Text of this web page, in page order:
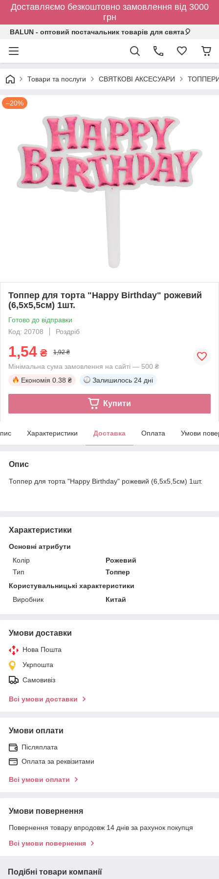
Доставляємо безкоштовно замовлення від 3000
грн
BALUN - оптовий постачальник товарів для свята🎈
Товари та послуги СВЯТКОВІ АКСЕСУАРИ
–20%
Топпер для торта "Happy Birthday" рожевий
(6,5х5,5см) 1шт.
Готово до відправки
Код: 20708
Роздріб
1,54 ₴ 1,92 ₴
Мінімальна сума замовлення на сайті — 500 ₴
Економія 0.38 ₴ Залишилось 24 дні
Купити
Характеристики Доставка Оплата Умови
Опис
Топпер для торта "Happy Birthday" рожевий (6,5х5,5см) 1шт.
Характеристики
Основні атрибути
Колір
Рожевий
Тип
Топпер
Користувальницькі характеристики
Виробник
Китай
Умови доставки
Нова Пошта
Укрпошта
Самовивіз
Всі умови доставки
Умови оплати
Післяплата
Оплата за реквізитами
Всі умови оплати
Умови повернення
Повернення товару впродовж 14 днів за рахунок покупця
Всі умови повернення
Подібні товари компанії